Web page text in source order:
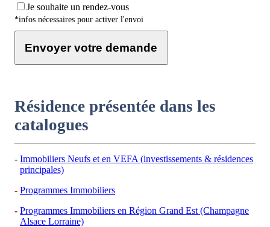
Je souhaite un rendez-vous
*infos nécessaires pour activer l'envoi
Envoyer votre demande
Résidence présentée dans les
catalogues
Immobiliers Neufs et en VEFA (investissements & résidences
principales)
Programmes Immobiliers
Programmes Immobiliers en Région Grand Est (Champagne
Alsace Lorraine)